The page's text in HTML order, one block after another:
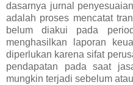
dasarnya jurnal
adalah proses mencatat
belum diakui pada
menghasilkan laporan
diperlukan karena sifat
pendapatan pada saat
mungkin terjadi sebelum